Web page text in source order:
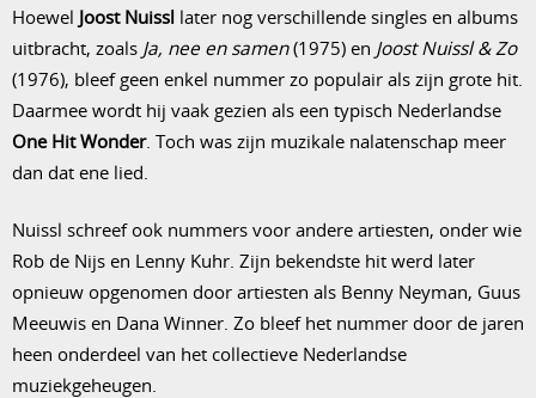
Hoewel Joost Nuissl later nog verschillende singles en albums
uitbracht, zoals Ja, nee en samen(1975) en Joost Nuissl & Zo
(1976), bleef geen enkel nummer zo populair als zijn grote hit.
Daarmee wordt hij vaak gezien als een typisch Nederlandse
One Hit Wonder. Toch was zijn muzikale nalatenschap meer
dan dat ene lied.
Nuissl schreef ook nummers voor andere artiesten, onder wie
Rob de Nijs en Lenny Kuhr. Zijn bekendste hit werd later
opnieuw opgenomen door artiesten als Benny Neyman, Guus
Meeuwis en Dana Winner. Zo bleef het nummer door de jaren
heen onderdeel van het collectieve Nederlandse
muziekgeheugen.